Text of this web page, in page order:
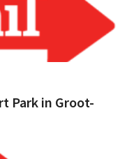
Park in Groot-